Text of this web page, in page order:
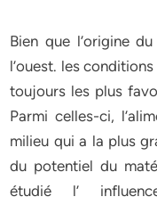
Bien que l’origine
l’ouest. les
toujours les plus
Parmi celles-ci,
milieu qui a la plus
du potentiel du
étudié l’